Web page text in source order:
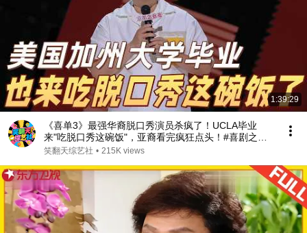
1:39:29
《喜单3》最强华裔脱口秀演员杀疯了！UCLA毕业
来"吃脱口秀这碗饭"，亚裔看完疯狂点头！#喜剧之王
单口季 #脱口秀 #搞笑 #喜剧 #funny #综艺
笑翻天综艺社 • 215K views